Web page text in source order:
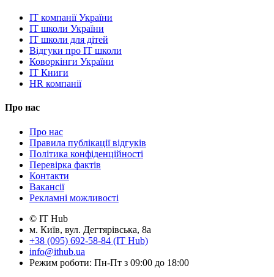
IT компанії України
IT школи України
IT школи для дітей
Відгуки про IT школи
Коворкінги України
IT Книги
HR компанії
Про нас
Про нас
Правила публікації відгуків
Політика конфіденційності
Перевірка фактів
Контакти
Вакансії
Рекламні можливості
© IT Hub
м. Київ, вул. Дегтярівська, 8а
+38 (095) 692-58-84 (IT Hub)
info@ithub.ua
Режим роботи: Пн-Пт з 09:00 до 18:00